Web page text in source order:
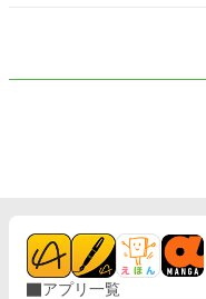
変える予定ですが……。一字違い？ パラ
Ｍっ娘たちをよろしくお願いします。 PS. この投稿に登場する女
女性たちのハッピーエンドで
アプリ一覧